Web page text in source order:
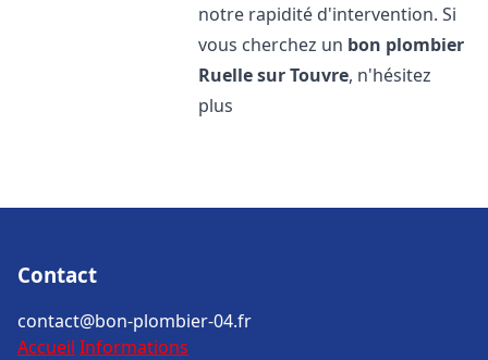
notre rapidité d'intervention. Si
vous cherchez un bon plombier
Ruelle sur Touvre, n'hésitez
plus
Contact
contact@bon-plombier-04.fr
Accueil Informations